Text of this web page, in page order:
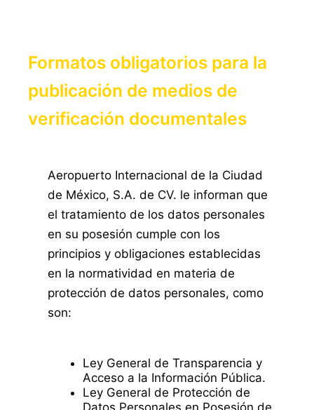
Formatos obligatorios para la
publicación de medios de
verificación documentales
Aeropuerto Internacional de la Ciudad
de México, S.A. de CV. le informan que
el tratamiento de los datos personales
en su posesión cumple con los
principios y obligaciones establecidas
en la normatividad en materia de
protección de datos personales, como
son:
Ley General de Transparencia y
Acceso a la Información Pública.
Ley General de Protección de